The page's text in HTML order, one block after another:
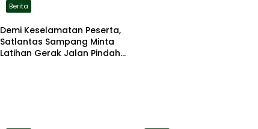
Berita
Demi Keselamatan Peserta,
Satlantas Sampang Minta
Latihan Gerak Jalan Pindah